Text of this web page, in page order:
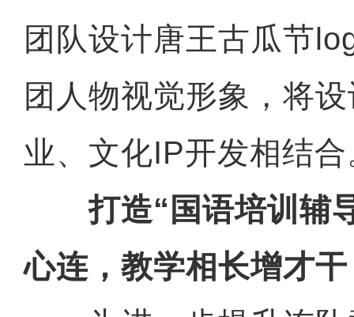
团队设计唐王古瓜节
团人物视觉形象，将
业、文化IP开发相结
打造“国语培训辅
心连，教学相长增才干